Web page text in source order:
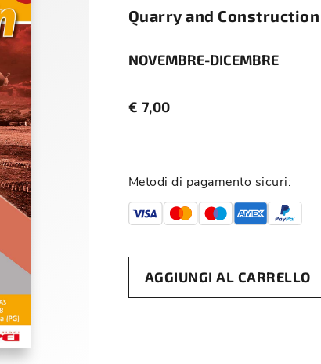
Quarry and
NOVEMBRE-DICEMBRE
€ 7,00
Metodi di pagamento sicuri:
AGGIUNGI AL CARRELLO